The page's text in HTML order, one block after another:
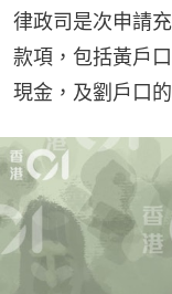
律政司是次申請
款項，包括黃戶
現金，及劉戶口